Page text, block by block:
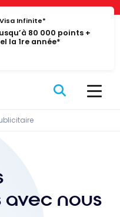
Infinite*
80 000 points +
la 1re année*
avec nous